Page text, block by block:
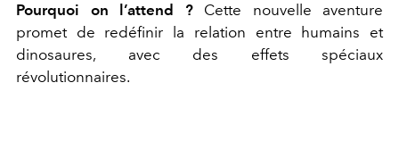
Pourquoi on l’attend
?Cette nouvelle aventure
promet de redéfinir la relation entre humains et
dinosaures, avec des effets spéciaux
révolutionnaires.